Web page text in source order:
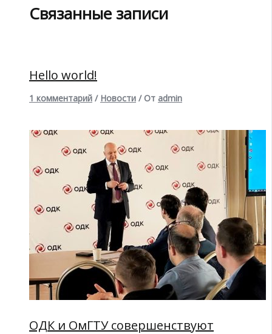
Связанные записи
Hello world!
1 комментарий / Новости / От admin
ОДК и ОмГТУ совершенствуют